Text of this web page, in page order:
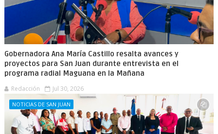
Gobernadora Ana María Castillo resalta avances y
proyectos para San Juan durante entrevista en el
programa radial Maguana en la Mañana
Redacción Jul 30, 2026
NOTICIAS DE SAN JUAN